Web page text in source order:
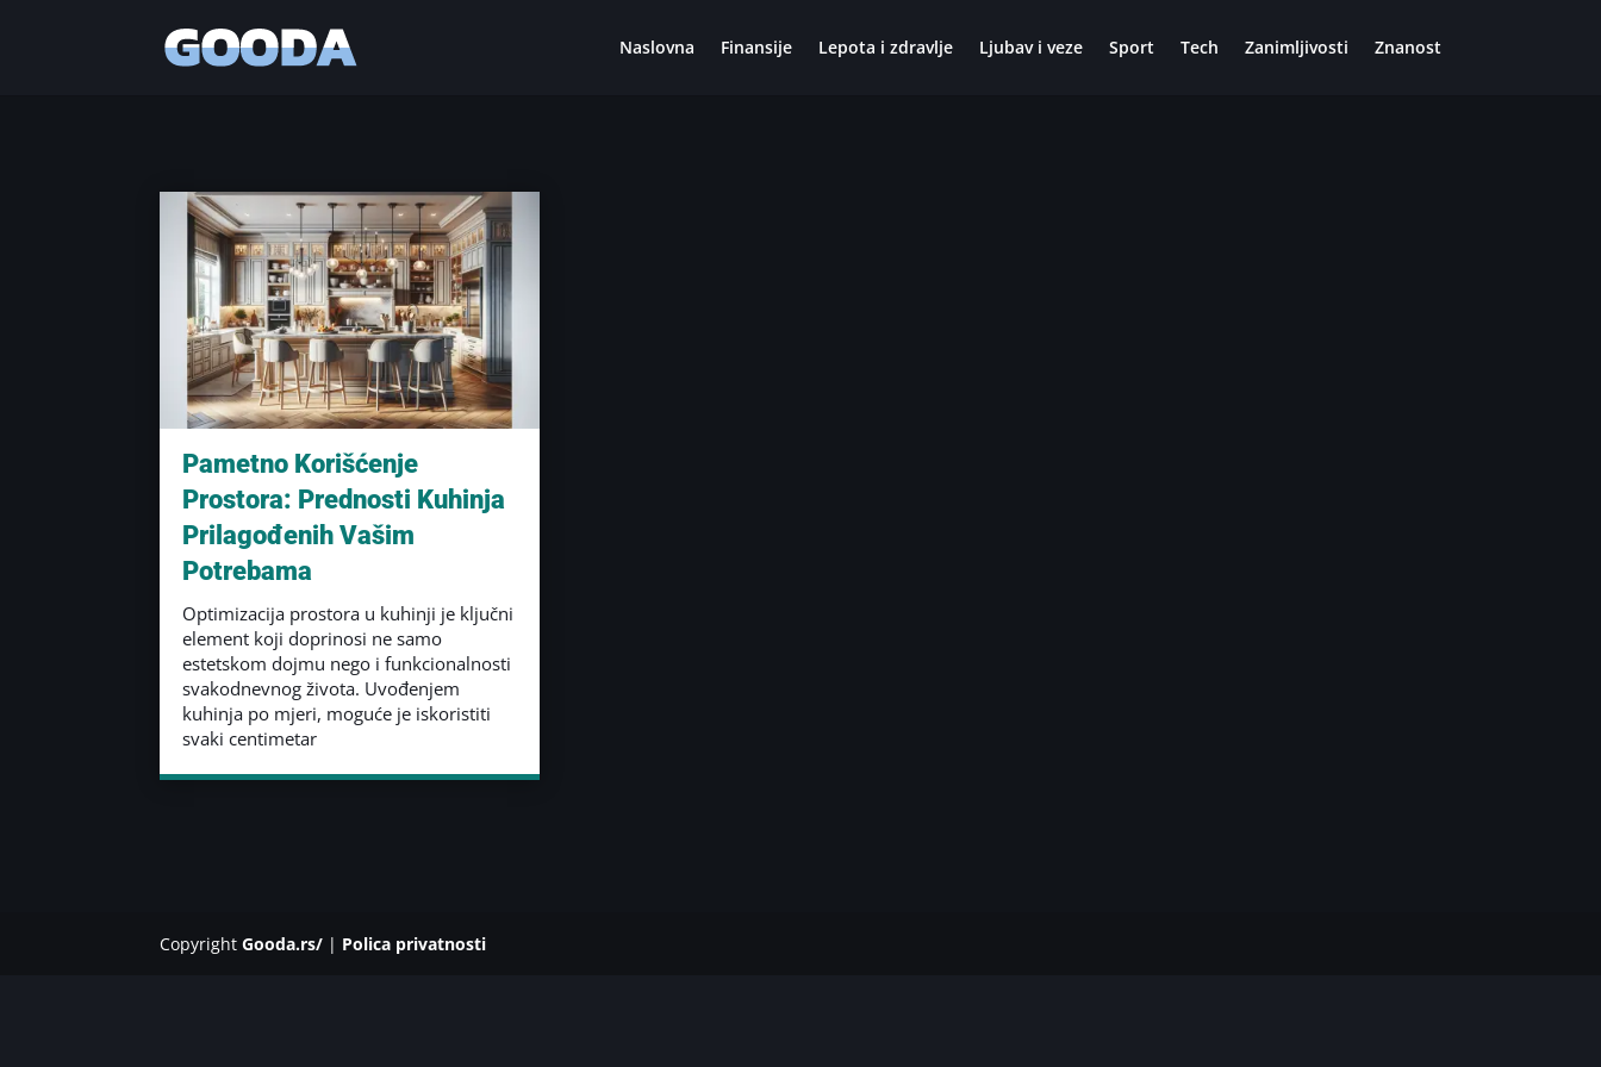
Naslovna Finansije Lepota i zdravlje Ljubav i veze Sport Tech Zanimljivosti Znanost
Pametno Korišćenje
Prostora: Prednosti Kuhinja
Prilagođenih Vašim
Potrebama
Optimizacija prostora u kuhinji je ključni
element koji doprinosi ne samo
estetskom dojmu nego i funkcionalnosti
svakodnevnog života. Uvođenjem
kuhinja po mjeri, moguće je iskoristiti
svaki centimetar
CopyrightGooda.rs/ | Polica privatnosti